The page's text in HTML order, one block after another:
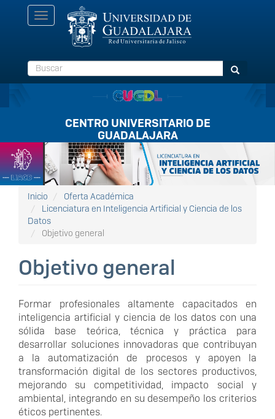
Toggle
navigation
Buscar Buscar
CENTRO UNIVERSITARIO DE
GUADALAJARA
Listón
FullScreen
Inicio
Oferta Académica
Licenciatura en Inteligencia Artificial y Ciencia de los
Datos
Objetivo general
Objetivo general
Formar profesionales altamente capacitados en
inteligencia artificial y ciencia de los datos con una
sólida base teórica, técnica y práctica para
desarrollar soluciones innovadoras que contribuyan
a la automatización de procesos y apoyen la
transformación digital de los sectores productivos,
mejorando su competitividad, impacto social y
ambiental, integrando en su desempeño los criterios
éticos pertinentes.